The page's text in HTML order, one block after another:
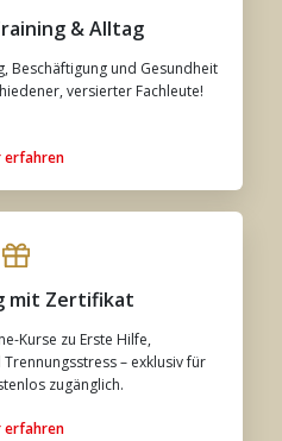
& Alltag
Beschäftigung und Gesundheit
versierter Fachleute!
erfahren
mit Zertifikat
Kurse zu Erste Hilfe,
– exklusiv für
zugänglich.
erfahren